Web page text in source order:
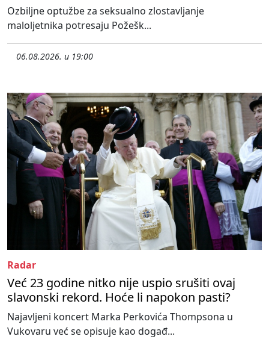
Ozbiljne optužbe za seksualno zlostavljanje
maloljetnika potresaju Požešk...
06.08.2026. u 19:00
Radar
Već 23 godine nitko nije uspio srušiti ovaj
slavonski rekord. Hoće li napokon pasti?
Najavljeni koncert Marka Perkovića Thompsona u
Vukovaru već se opisuje kao događ...